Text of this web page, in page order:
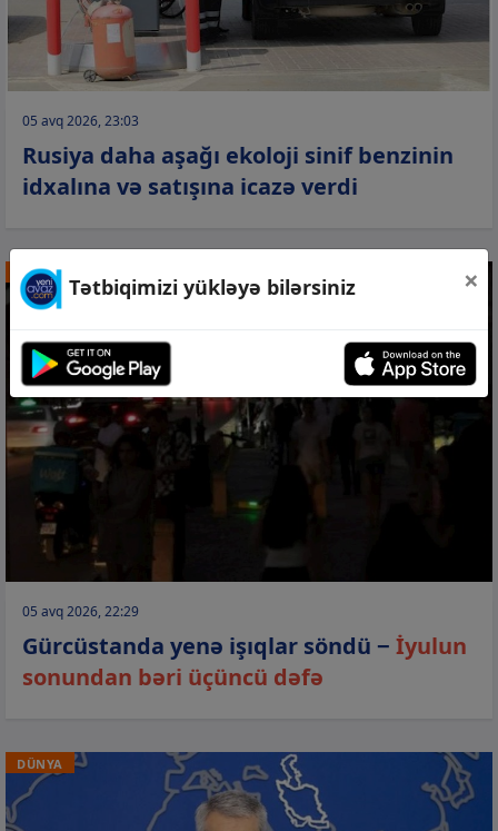
05 avq 2026, 23:03
Rusiya daha aşağı ekoloji sinif benzinin
idxalına və satışına icazə verdi
DÜNYA
05 avq 2026, 22:29
Gürcüstanda yenə işıqlar söndü − İyulun
sonundan bəri üçüncü dəfə
DÜNYA
Tətbiqimizi yükləyə bilərsiniz ×